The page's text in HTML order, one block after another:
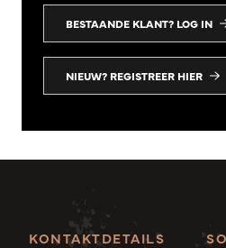
BESTAANDE KLANT? LOG IN
NIEUW? REGISTREER HIER
KONTAKTDETAILS